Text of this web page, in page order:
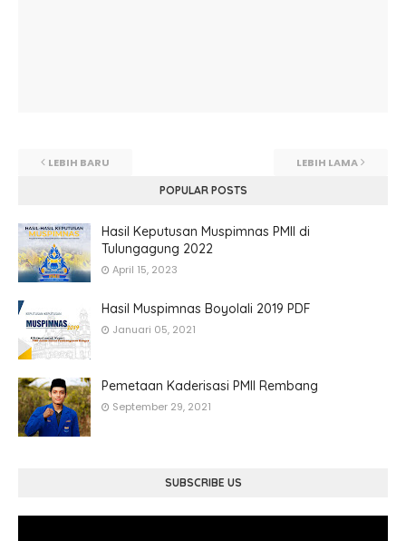
LEBIH BARU LEBIH LAMA
POPULAR POSTS
Hasil Keputusan Muspimnas PMII di
Tulungagung 2022
April 15, 2023
Hasil Muspimnas Boyolali 2019 PDF
Januari 05, 2021
Pemetaan Kaderisasi PMII Rembang
September 29, 2021
SUBSCRIBE US